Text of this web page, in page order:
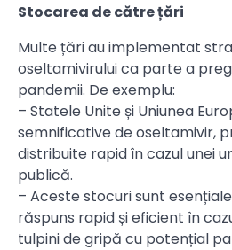
Stocarea de către țări
Multe țări au implementat
oseltamivirului ca parte a
pandemii. De exemplu:
– Statele Unite și Uniunea
semnificative de oseltamivir,
distribuite rapid în cazul unei
publică.
– Aceste stocuri sunt
răspuns rapid și eficient în
tulpini de gripă cu potențial